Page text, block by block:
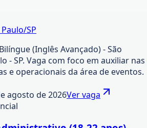
SP
(Inglês Avançado) - São
- SP. Vaga com foco em auxiliar nas
e operacionais da área de eventos.
agosto de 2026Ver vaga